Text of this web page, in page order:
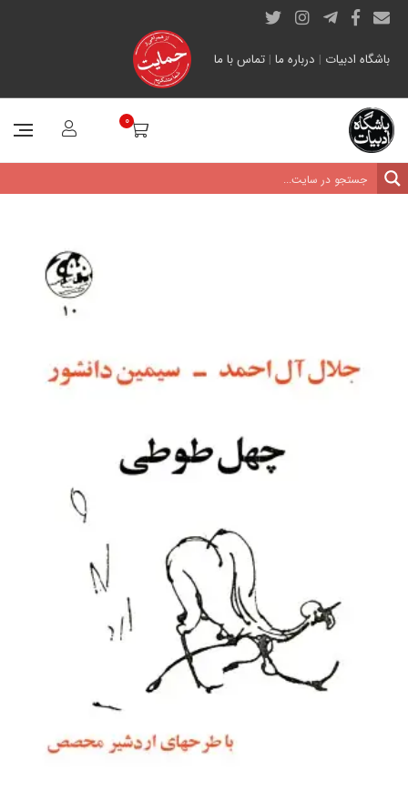
باشگاه ادبیات | درباره ما | تماس با ما
0